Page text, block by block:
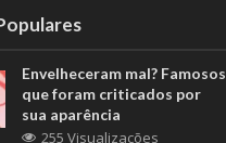
Envelheceram mal? Famosos
que foram criticados por
sua aparência
255 Visualizações